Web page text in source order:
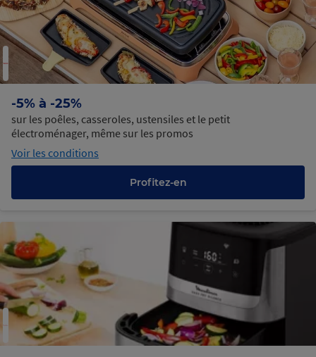
-5% à -25%
sur les poêles, casseroles, ustensiles et le petit
électroménager, même sur les promos
Voir les conditions
Profitez-en